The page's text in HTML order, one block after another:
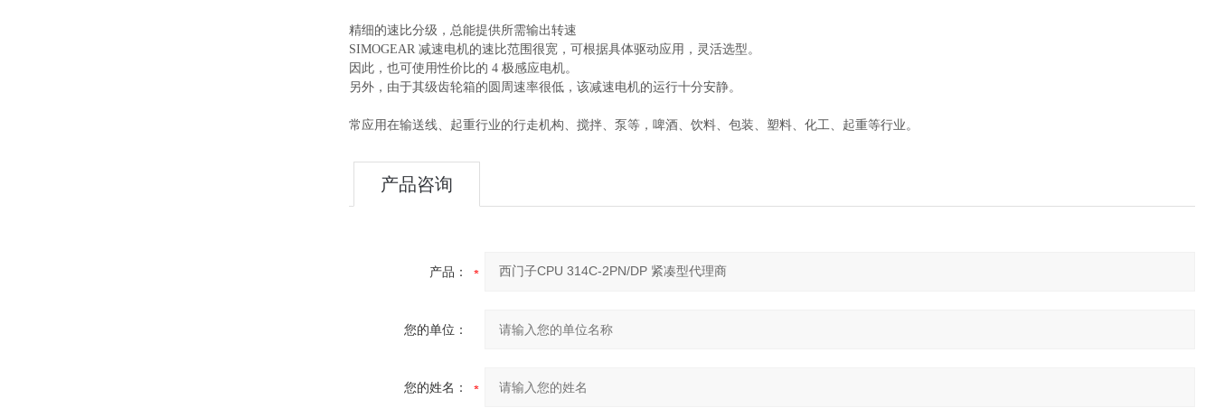
精细的速比分级，总能提供所需输出转速
SIMOGEAR 减速电机的速比范围很宽，可根据具体驱动应用，灵活选型。
因此，也可使用性价比的 4 极感应电机。
另外，由于其级齿轮箱的圆周速率很低，该减速电机的运行十分安静。
常应用在输送线、起重行业的行走机构、搅拌、泵等，啤酒、饮料、包装、塑料、化工、起重等行业。
产品咨询
产品：
您的单位：
您的姓名：